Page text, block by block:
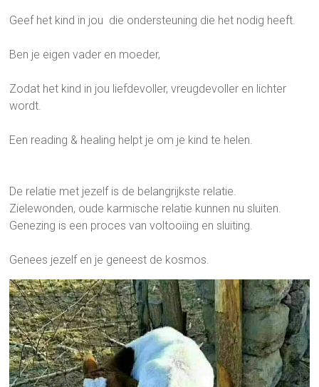
Geef het kind in jou die ondersteuning die het nodig heeft.
Ben je eigen vader en moeder,
Zodat het kind in jou liefdevoller, vreugdevoller en lichter
wordt.
Een reading & healing helpt je om je kind te helen.
De relatie met jezelf is de belangrijkste relatie.
Zielewonden, oude karmische relatie kunnen nu sluiten.
Genezing is een proces van voltooiing en sluiting.
Genees jezelf en je geneest de kosmos.